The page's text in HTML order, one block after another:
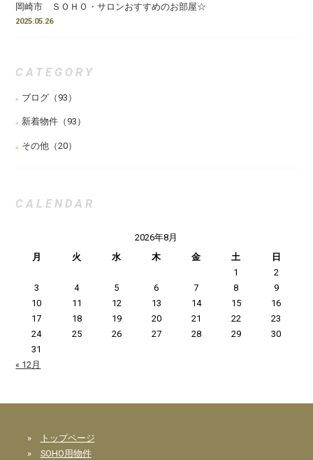
岡崎市 ＳＯＨＯ・サロンおすすめのお部屋☆
2025.05.26
CATEGORY
ブログ （93）
新着物件 （93）
その他 （20）
CALENDAR
2026年8月
月
火 水 木 金 土
日
1
2
3
4 5 6 7 8
9
10
11 12 13 14 15
16
17
18 19 20 21 22
23
24
25 26 27 28 29
30
31
« 12月
»
トップページ
» SOHO用物件